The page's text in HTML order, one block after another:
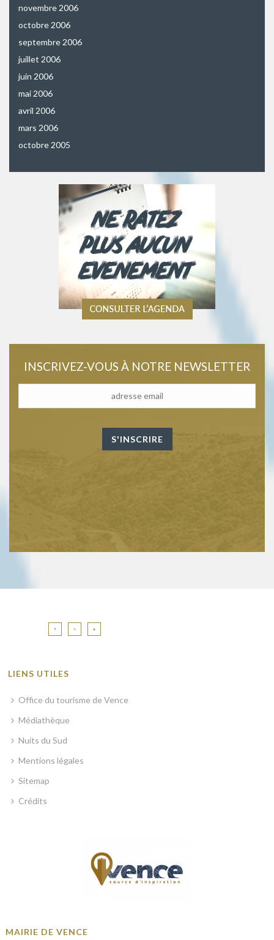
novembre 2006
octobre 2006
septembre 2006
juillet 2006
juin 2006
mai 2006
avril 2006
mars 2006
octobre 2005
INSCRIVEZ-VOUS À NOTRE NEWSLETTER
LIENS UTILES
Office du tourisme de Vence
Médiathèque
Nuits du Sud
Mentions légales
Sitemap
Crédits
MAIRIE DE VENCE